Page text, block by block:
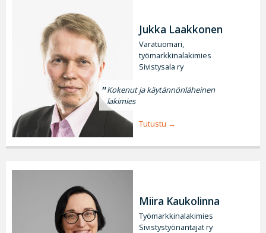
Jukka Laakkonen
Varatuomari,
työmarkkinalakimies
Sivistysala ry
Kokenut ja käytännönläheinen
lakimies
Tutustu
Miira Kaukolinna
Työmarkkinalakimies
Sivistystyönantajat ry